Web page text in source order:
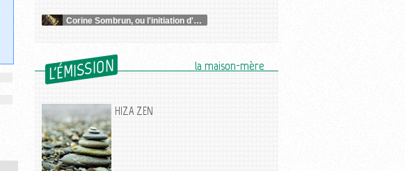
Corine Sombrun, ou l'initiation d'une chamane
L'ÉMISSION la maison-mère
HIZA ZEN